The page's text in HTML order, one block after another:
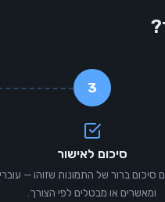
3
סיכום לאישור
סיכום ברור של התמונות שזוהו —
ומאשרים או מבטלים לפי הצורך.